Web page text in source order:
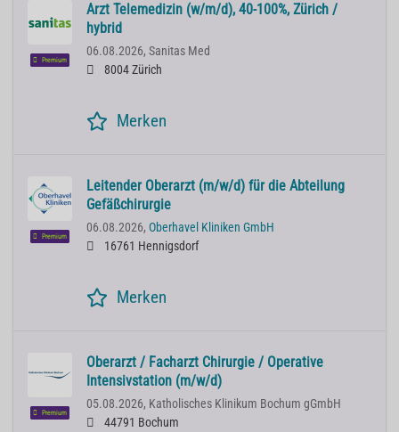
Premium
Arzt Telemedizin (w/m/d), 40-100%, Zürich /
hybrid
06.08.2026, Sanitas Med
8004 Zürich
Merken
Premium
Leitender Oberarzt (m/w/d) für die Abteilung
Gefäßchirurgie
06.08.2026, Oberhavel Kliniken GmbH
16761 Hennigsdorf
Merken
Premium
Oberarzt / Facharzt Chirurgie / Operative
Intensivstation (m/w/d)
05.08.2026, Katholisches Klinikum Bochum gGmbH
44791 Bochum